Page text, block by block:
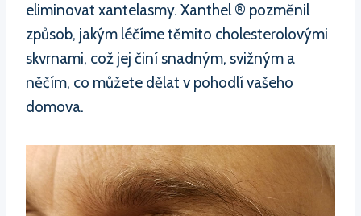
eliminovat xantelasmy. Xanthel ® pozměnil
způsob, jakým léčíme těmito cholesterolovými
skvrnami, což jej činí snadným, svižným a
něčím, co můžete dělat v pohodlí vašeho
domova.